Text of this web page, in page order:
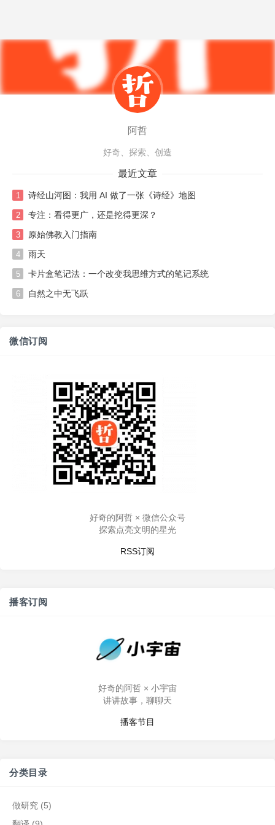
阿哲
好奇、探索、创造
最近文章
1 诗经山河图：我用 AI 做了一张《诗经》地图
2 专注：看得更广，还是挖得更深？
3 原始佛教入门指南
4 雨天
5 卡片盒笔记法：一个改变我思维方式的笔记系统
6 自然之中无飞跃
微信订阅
好奇的阿哲 × 微信公众号
探索点亮文明的星光
RSS订阅
播客订阅
好奇的阿哲 × 小宇宙
讲讲故事，聊聊天
播客节目
分类目录
做研究 (5)